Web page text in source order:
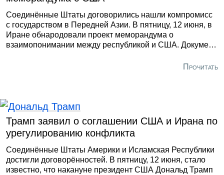
Соединённые Штаты договорились нашли компромисс
с государством в Передней Азии. В пятницу, 12 июня, в
Иране обнародовали проект меморандума о
взаимопонимании между республикой и США. Документ
боевых действий, отмену санкций и разблокировкуПрочитать
Трамп заявил о соглашении США и Ирана по
урегулированию конфликта
Соединённые Штаты Америки и Исламская Республики
достигли договорённостей. В пятницу, 12 июня, стало
известно, что накануне президент США Дональд Трамп